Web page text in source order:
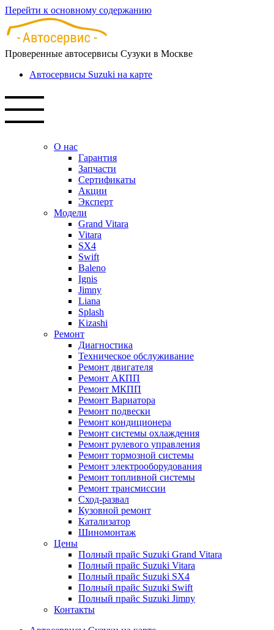
Перейти к основному содержанию
Проверенные автосервисы Сузуки в Москве
Автосервисы Suzuki на карте
О нас
Гарантия
Запчасти
Сертификаты
Акции
Эксперт
Модели
Grand Vitara
Vitara
SX4
Swift
Baleno
Ignis
Jimny
Liana
Splash
Kizashi
Ремонт
Диагностика
Техническое обслуживание
Ремонт двигателя
Ремонт АКПП
Ремонт МКПП
Ремонт Вариатора
Ремонт подвески
Ремонт кондиционера
Ремонт системы охлаждения
Ремонт рулевого управления
Ремонт тормозной системы
Ремонт электрооборудования
Ремонт топливной системы
Ремонт трансмиссии
Сход-развал
Кузовной ремонт
Катализатор
Шиномонтаж
Цены
Полный прайс Suzuki Grand Vitara
Полный прайс Suzuki Vitara
Полный прайс Suzuki SX4
Полный прайс Suzuki Swift
Полный прайс Suzuki Jimny
Контакты